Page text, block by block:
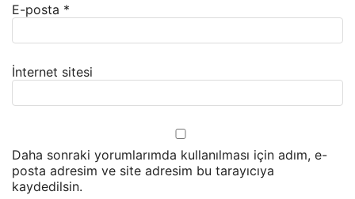
E-posta *
İnternet sitesi
Daha sonraki yorumlarımda kullanılması için adım, e-
posta adresim ve site adresim bu tarayıcıya
kaydedilsin.